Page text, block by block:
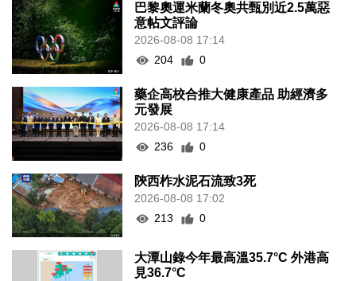
巴黎奧運米蘭冬奧共甄別近2.5萬惡
意帖文評論
2026-08-08 17:14
204
0
藥企高校合推大健康產品 助經濟多
元發展
2026-08-08 17:14
236
0
陝西柞水泥石流致3死
2026-08-08 17:02
213
0
大潭山錄今年最高溫35.7°C 外港高
見36.7°C